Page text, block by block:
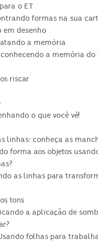
o ET
formas na sua
em desenho
a memória
a memória do
riscar
o que você vê!
linhas: conheça as
forma aos objetos
as linhas para
tons
a aplicação de
folhas para